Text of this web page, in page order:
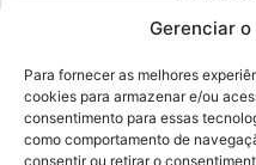
Gerenciar
Para fornecer as melhores
cookies para armazenar e/ou
consentimento para essas
como comportamento de
consentir ou retirar o
EPCAR
06/08/